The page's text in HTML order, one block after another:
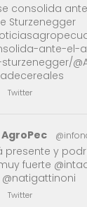
consolida
Sturzenegger
ante-el-
Twitter
presente y
fuerte
@natigattinoni
Twitter